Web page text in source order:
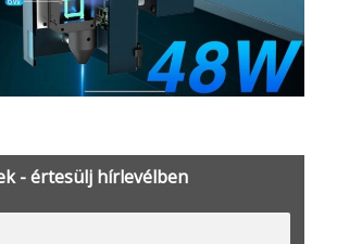
- értesülj hírlevélben